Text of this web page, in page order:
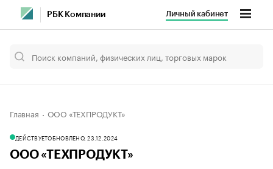
РБК Компании Личный кабинет
Главная ООО «ТЕХПРОДУКТ»
ДЕЙСТВУЕТОБНОВЛЕНО, 23.12.2024
ООО «ТЕХПРОДУКТ»